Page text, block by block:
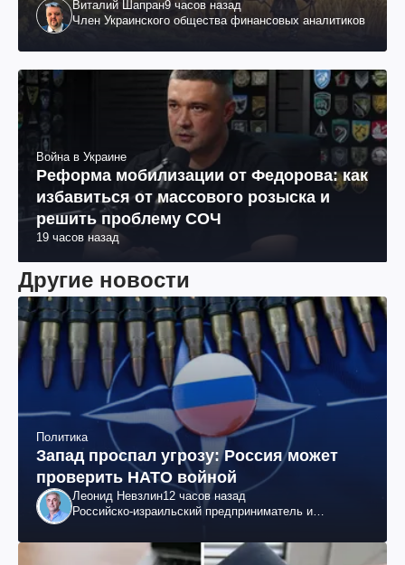
Виталий Шапран9 часов назад
Член Украинского общества финансовых аналитиков
Война в Украине
Реформа мобилизации от Федорова: как
избавиться от массового розыска и
решить проблему СОЧ
19 часов назад
Другие новости
Политика
Запад проспал угрозу: Россия может
проверить НАТО войной
Леонид Невзлин12 часов назад
Российско-израильский предприниматель и
"ЮКОСа"